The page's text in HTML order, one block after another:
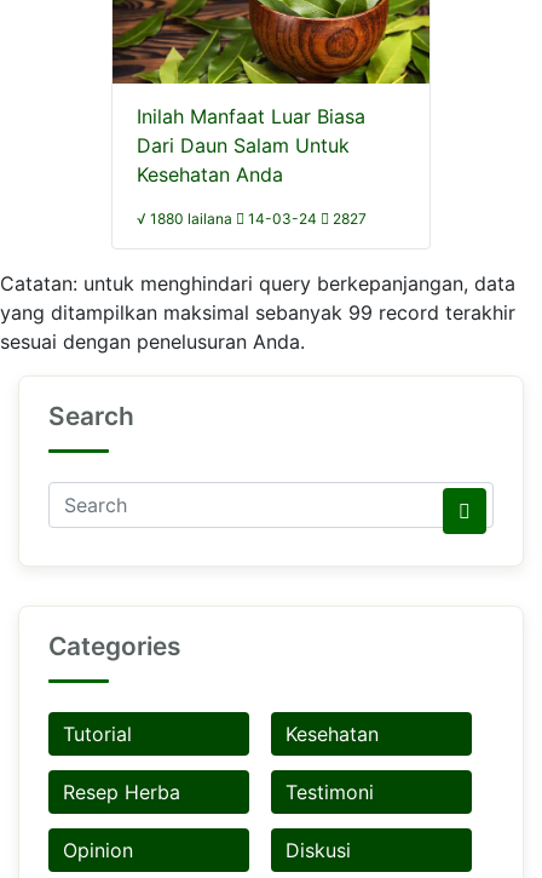
Inilah Manfaat Luar Biasa
Dari Daun Salam Untuk
Kesehatan Anda
√ 1880 lailana 14-03-24 2827
Catatan: untuk menghindari query berkepanjangan, data
yang ditampilkan maksimal sebanyak 99 record terakhir
sesuai dengan penelusuran Anda.
Search
Categories
Tutorial Kesehatan
Resep Herba Testimoni
Opinion Diskusi